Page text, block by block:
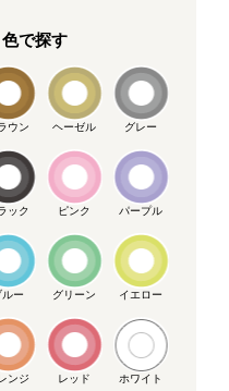
色で探す
ウン ヘーゼル グレー
ック ピンク パープル
ルー グリーン イエロー
ンジ レッド ホワイト
カー提供画像